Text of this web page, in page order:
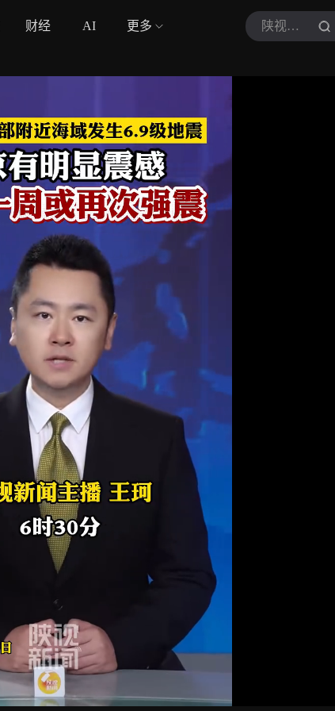
财经 AI 更多 陕视新闻